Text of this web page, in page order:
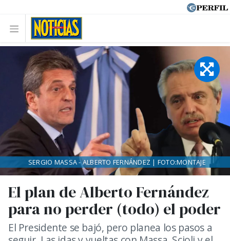
El plan de Alberto Fernández
para no perder (todo) el poder
El Presidente se bajó, pero planea los pasos a
SERGIO MASSA - ALBERTO FERNÁNDEZ | FOTO:MONTAJE